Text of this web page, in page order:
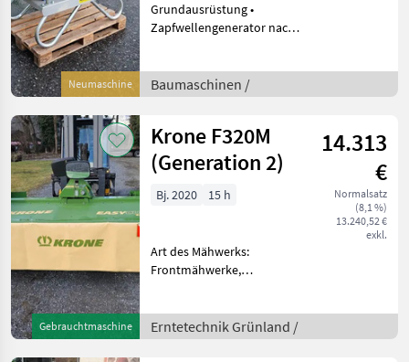
Neumaschine
Grundausrüstung •
Zapfwellengenerator nach
Stahlrohrrahmen • Mit
Schutzklasse IP 23 •
Punkt Anhängung • Ü
Baumaschinen /
Gebrauchtmaschine
Krone F320M
(Generation 2)
14.313
€
Normalsatz
(8,1 %)
13.240,52 €
exkl.
Bj. 2020 15 h
Art des Mähwerks:
Frontmähwerke,
Messerschnellverschluss
SafeCut INSIDE
Erntetechnik Grünland /